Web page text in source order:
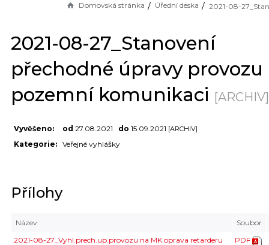
Domovská stránka Úřední deska
2021-08-27_Stanovení
přechodné úpravy provozu
pozemní komunikaci [ARCHIV]
Vyvěšeno: od 27.08.2021 do 15.09.2021 [ARCHIV]
Kategorie: Veřejné vyhlášky
Přílohy
Název
Soubor
2021-08-27_Vyhl.prech.up.provozu na MK oprava retarderu
PDF